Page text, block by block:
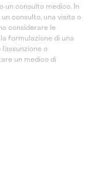
un consulto medico. In
consulto, una visita o
considerare le
formulazione di una
o
un medico di